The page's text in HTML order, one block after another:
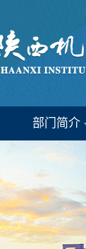
部门简介